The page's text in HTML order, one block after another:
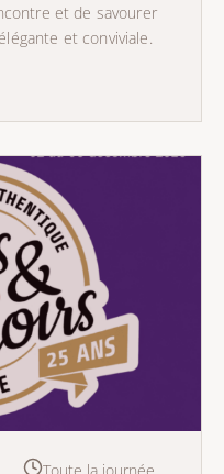
et de savourer
et conviviale.